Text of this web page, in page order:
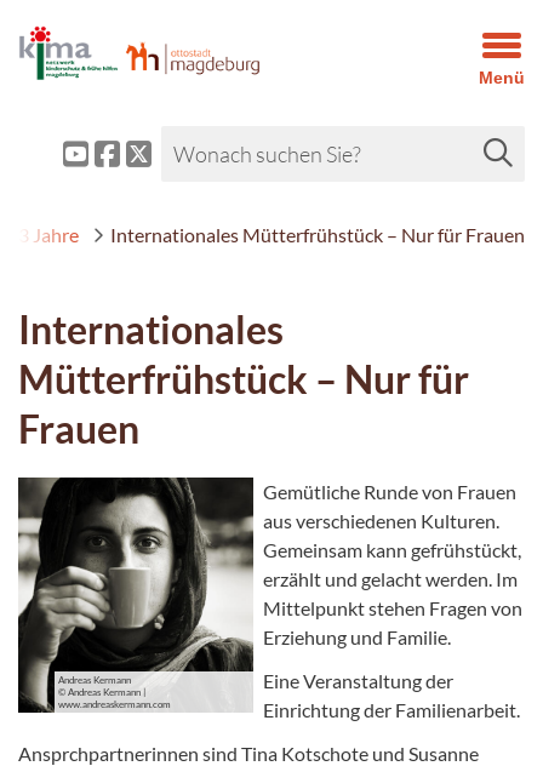
Menü
1-3 Jahre Internationales Mütterfrühstück – Nur für Frauen
Internationales
Mütterfrühstück – Nur für
Frauen
Andreas Kermann
© Andreas Kermann |
www.andreaskermann.com
Gemütliche Runde von Frauen
aus verschiedenen Kulturen.
Gemeinsam kann gefrühstückt,
erzählt und gelacht werden. Im
Mittelpunkt stehen Fragen von
Erziehung und Familie.
Eine Veranstaltung der
Einrichtung der Familienarbeit.
Ansprchpartnerinnen sind Tina Kotschote und Susanne